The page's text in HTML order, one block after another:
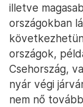
illetve
országokban
országok,
Csehország,
nyár végi
nem nő